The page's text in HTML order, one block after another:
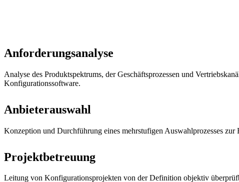
Anforderungsanalyse
Analyse des Produktspektrums, der Geschäftsprozessen und
Konfigurationssoftware.
Anbieterauswahl
Konzeption und Durchführung eines mehrstufigen Auswahlprozesses
Projektbetreuung
Leitung von Konfigurationsprojekten von der Definition objektiv